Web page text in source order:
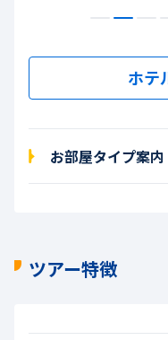
ホテ
お部屋タイプ案内
ツアー特徴